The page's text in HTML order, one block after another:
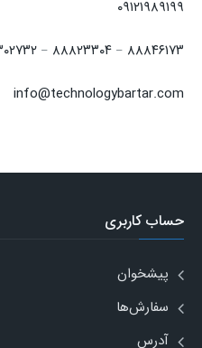
۰۹۱۲۱۹۸۹۱۹۹
۸۸۸۴۶۱۷۳ – ۸۸۸۲۳۳۰۴ –
info@technologybartar.com
حساب کاربری
پیشخوان
سفارش‌ها
آدرس